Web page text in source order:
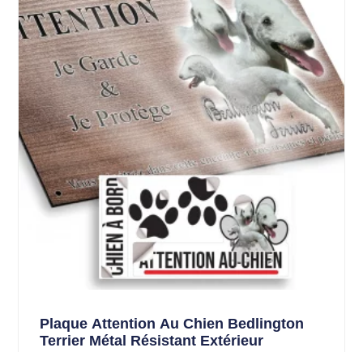
Plaque Attention Au Chien Bedlington
Terrier Métal Résistant Extérieur